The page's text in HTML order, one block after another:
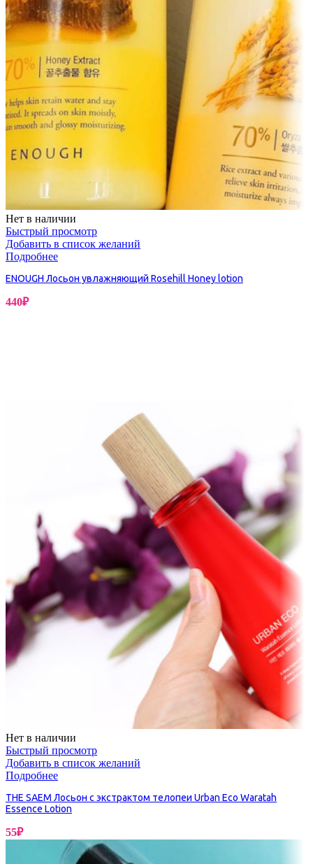
Нет в наличии
Быстрый просмотр
Добавить в список желаний
Подробнее
ENOUGH Лосьон увлажняющий Rosehill Honey lotion
440₽
Нет в наличии
Быстрый просмотр
Добавить в список желаний
Подробнее
THE SAEM Лосьон с экстрактом телопеи Urban Eco Waratah
Essence Lotion
55₽